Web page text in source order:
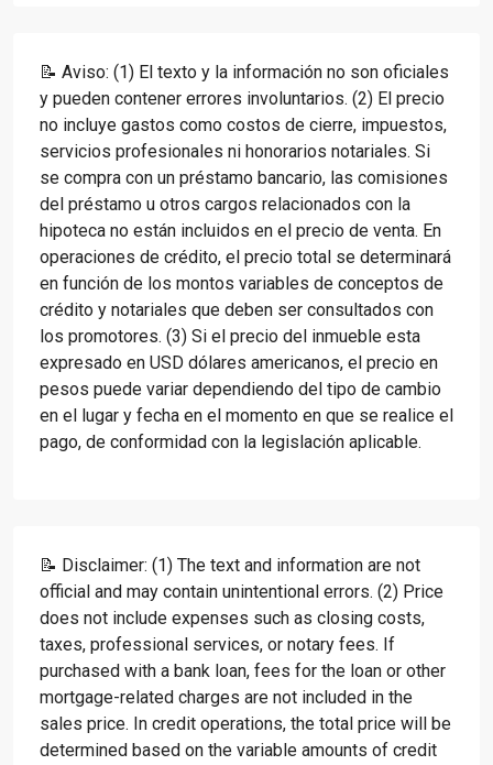
📝 Aviso: (1) El texto y la información no son oficiales
y pueden contener errores involuntarios. (2) El precio
no incluye gastos como costos de cierre, impuestos,
servicios profesionales ni honorarios notariales. Si
se compra con un préstamo bancario, las comisiones
del préstamo u otros cargos relacionados con la
hipoteca no están incluidos en el precio de venta. En
operaciones de crédito, el precio total se determinará
en función de los montos variables de conceptos de
crédito y notariales que deben ser consultados con
los promotores. (3) Si el precio del inmueble esta
expresado en USD dólares americanos, el precio en
pesos puede variar dependiendo del tipo de cambio
en el lugar y fecha en el momento en que se realice el
pago, de conformidad con la legislación aplicable.
📝 Disclaimer: (1) The text and information are not
official and may contain unintentional errors. (2) Price
does not include expenses such as closing costs,
taxes, professional services, or notary fees. If
purchased with a bank loan, fees for the loan or other
mortgage-related charges are not included in the
sales price. In credit operations, the total price will be
determined based on the variable amounts of credit